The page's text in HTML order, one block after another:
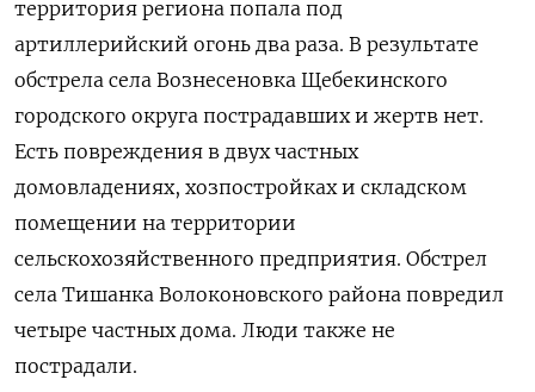
территория региона попала под
артиллерийский огонь два раза. В результате
обстрела села Вознесеновка Щебекинского
городского округа пострадавших и жертв нет.
Есть повреждения в двух частных
домовладениях, хозпостройках и складском
помещении на территории
сельскохозяйственного предприятия. Обстрел
села Тишанка Волоконовского района повредил
четыре частных дома. Люди также не
пострадали.